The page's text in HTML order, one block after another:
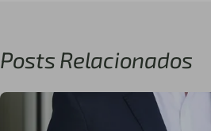
Posts Relacionados